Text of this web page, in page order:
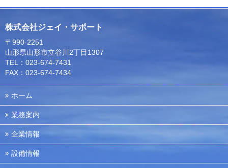
株式会社ジェイ・サポート
〒990-2251
山形県山形市立谷川2丁目1307
TEL：023-674-7431
FAX：023-674-7434
ホーム
業務案内
企業情報
設備情報